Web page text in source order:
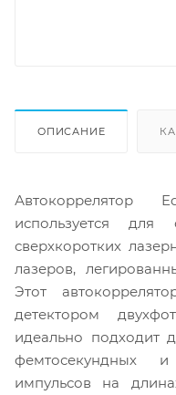
ОПИСАНИЕ
используется для
сверхкоротких
лазеров,
Этот
детектором
идеально подходит
фемтосекундных
импульсов на